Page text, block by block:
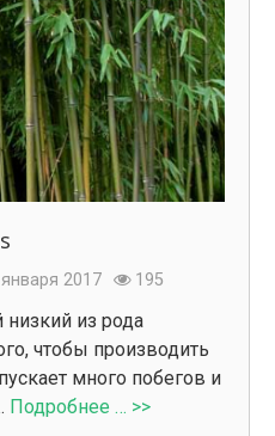
2017 195
из рода
чтобы производить
много побегов и
Подробнее … >>